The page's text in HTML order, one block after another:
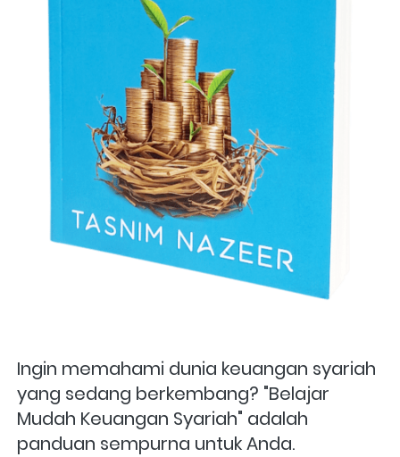
Ingin memahami dunia keuangan syariah
yang sedang berkembang? "Belajar
Mudah Keuangan Syariah" adalah
panduan sempurna untuk Anda.